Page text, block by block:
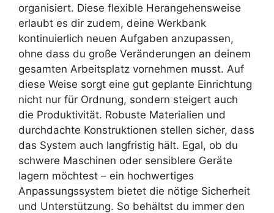
organisiert. Diese flexible Herangehensweise
erlaubt es dir zudem, deine Werkbank
kontinuierlich neuen Aufgaben anzupassen,
ohne dass du große Veränderungen an deinem
gesamten Arbeitsplatz vornehmen musst. Auf
diese Weise sorgt eine gut geplante Einrichtung
nicht nur für Ordnung, sondern steigert auch
die Produktivität. Robuste Materialien und
durchdachte Konstruktionen stellen sicher, dass
das System auch langfristig hält. Egal, ob du
schwere Maschinen oder sensiblere Geräte
lagern möchtest – ein hochwertiges
Anpassungssystem bietet die nötige Sicherheit
und Unterstützung. So behältst du immer den